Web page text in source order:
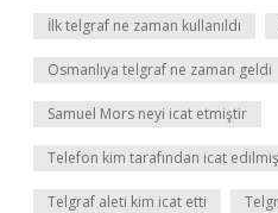
İlk telgraf ne zaman kullanıldı
Osmanlıya telgraf ne zaman geldi
Samuel Mors neyi icat etmiştir
Telefon kim tarafından icat
Telgraf aleti kim icat etti